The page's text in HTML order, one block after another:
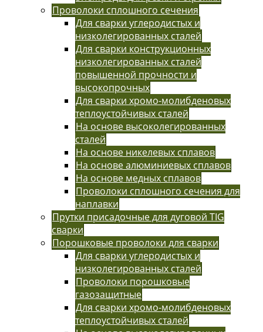
Проволоки сплошного сечения
Для сварки углеродистых и
низколегированных сталей
Для сварки конструкционных
низколегированных сталей
повышенной прочности и
высокопрочных
Для сварки хромо-молибденовых
теплоустойчивых сталей
На основе высоколегированных
сталей
На основе никелевых сплавов
На основе алюминиевых сплавов
На основе медных сплавов
Проволоки сплошного сечения для
наплавки
Прутки присадочные для дуговой TIG
сварки
Порошковые проволоки для сварки
Для сварки углеродистых и
низколегированных сталей
Проволоки порошковые
газозащитные
Для сварки хромо-молибденовых
теплоустойчивых сталей